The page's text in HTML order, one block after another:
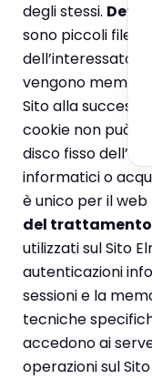
degli stessi.
sono piccoli file di
dell’interessato
vengono
Sito alla
cookie non può
disco fisso
informatici o
è unico per il
del trattamento
utilizzati sul Sito
autenticazioni
sessioni e la
tecniche
accedono ai
operazioni sul